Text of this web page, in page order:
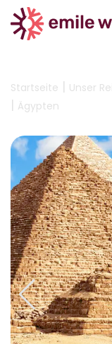
Startseite | Unser
| Ägypten